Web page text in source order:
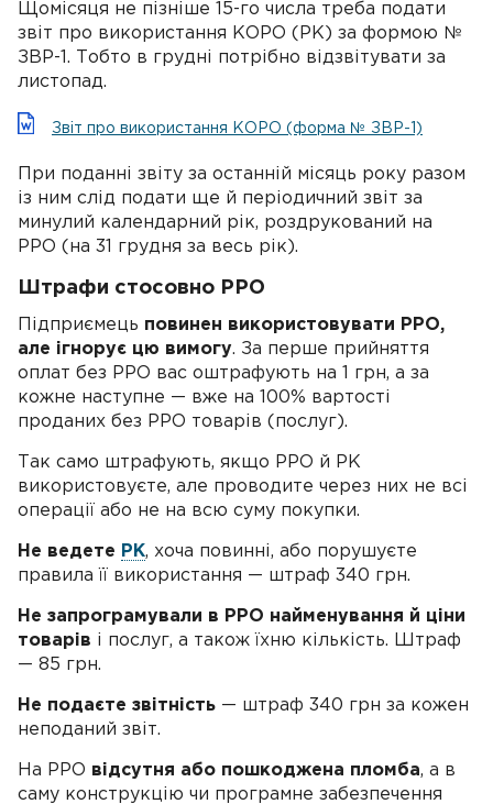
Щомісяця не пізніше 15-го числа треба подати
звіт про використання КОРО (РК) за формою №
ЗВР-1. Тобто в грудні потрібно відзвітувати за
листопад.
Звіт про використання КОРО (форма № ЗВР-1)
При поданні звіту за останній місяць року разом
із ним слід подати ще й періодичний звіт за
минулий календарний рік, роздрукований на
РРО (на 31 грудня за весь рік).
Штрафи стосовно РРО
Підприємець повинен використовувати РРО,
але ігнорує цю вимогу. За перше прийняття
оплат без РРО вас оштрафують на 1 грн, а за
кожне наступне — вже на 100% вартості
проданих без РРО товарів (послуг).
Так само штрафують, якщо РРО й РК
використовуєте, але проводите через них не всі
операції або не на всю суму покупки.
Не ведете РК, хоча повинні, або порушуєте
правила її використання — штраф 340 грн.
Не запрограмували в РРО найменування й ціни
товарів і послуг, а також їхню кількість. Штраф
— 85 грн.
Не подаєте звітність — штраф 340 грн за кожен
неподаний звіт.
На РРО відсутня або пошкоджена пломба, а в
саму конструкцію чи програмне забезпечення